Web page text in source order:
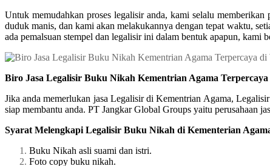
Untuk memudahkan proses legalisir anda, kami selalu
duduk manis, dan kami akan melakukannya dengan tepat waktu,
ada pemalsuan stempel dan legalisir ini dalam bentuk apapun, kami
Biro Jasa Legalisir Buku Nikah Kementrian Agama
Jika anda memerlukan jasa Legalisir di Kementrian Agama,
siap membantu anda. PT Jangkar Global Groups yaitu perusahaan
Syarat Melengkapi Legalisir Buku Nikah di Kementerian
Buku Nikah asli suami dan istri.
Foto copy buku nikah.